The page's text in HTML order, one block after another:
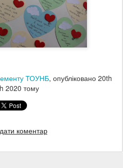
ТОУНБ, опубліковано 20th
2020 тому
коментар